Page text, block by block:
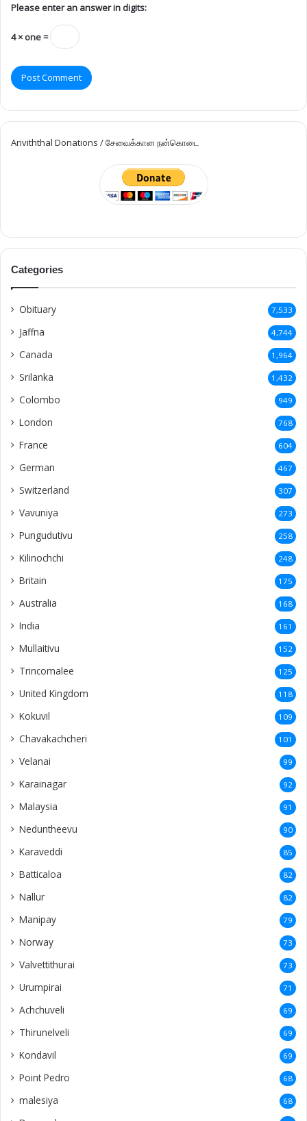
Please enter an answer in digits:
4 × one =
Ariviththal Donations / சேவைக்கான நன்கொடை
Categories
Obituary 7,533
Jaffna 4,744
Canada 1,964
Srilanka 1,432
Colombo 949
London 768
France 604
German 467
Switzerland 307
Vavuniya 273
Pungudutivu 258
Kilinochchi 248
Britain 175
Australia 168
India 161
Mullaitivu 152
Trincomalee 125
United Kingdom 118
Kokuvil 109
Chavakachcheri 101
Velanai 99
Karainagar 92
Malaysia 91
Neduntheevu 90
Karaveddi 85
Batticaloa 82
Nallur 82
Manipay 79
Norway 73
Valvettithurai 73
Urumpirai 71
Achchuveli 69
Thirunelveli 69
Kondavil 69
Point Pedro 68
malesiya 68